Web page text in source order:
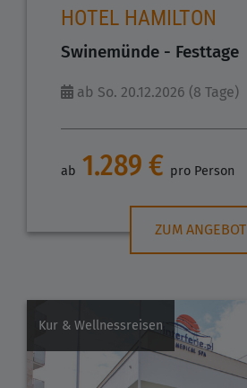
HOTEL HAMILTON
Swinemünde - Festtage
ab So. 20.12.2026 (8 Tage)
ab 1.289 € pro Person
ZUM ANGEBOT
Kur & Wellnessreisen